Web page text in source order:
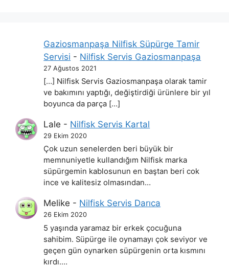
Gaziosmanpaşa Nilfisk Süpürge Tamir
Servisi - Nilfisk Servis Gaziosmanpaşa
27 Ağustos 2021
[…] Nilfisk Servis Gaziosmanpaşa olarak tamir
ve bakımını yaptığı, değiştirdiği ürünlere bir yıl
boyunca da parça […]
Lale - Nilfisk Servis Kartal
29 Ekim 2020
Çok uzun senelerden beri büyük bir
memnuniyetle kullandığım Nilfisk marka
süpürgemin kablosunun en baştan beri cok
ince ve kalitesiz olmasından…
Melike - Nilfisk Servis Darıca
26 Ekim 2020
5 yaşında yaramaz bir erkek çocuğuna
sahibim. Süpürge ile oynamayı çok seviyor ve
geçen gün oynarken süpürgenin orta kısmını
kırdı.…